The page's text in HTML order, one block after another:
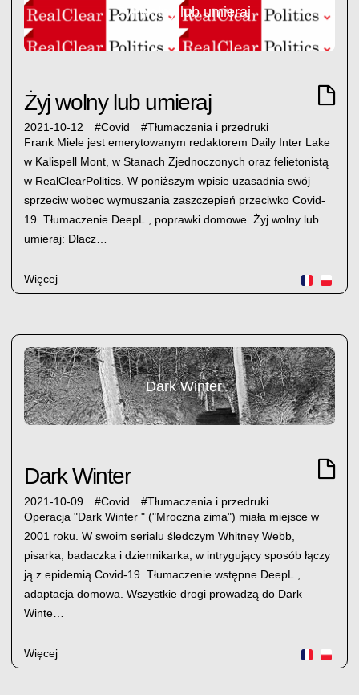
Żyj wolny lub umieraj
Żyj wolny lub umieraj
2021-10-12 #Covid #Tłumaczenia i przedruki
Frank Miele jest emerytowanym redaktorem Daily Inter Lake
w Kalispell Mont, w Stanach Zjednoczonych oraz felietonistą
w RealClearPolitics. W poniższym wpisie uzasadnia swój
sprzeciw wobec wymuszania zaszczepień przeciwko Covid-
19. Tłumaczenie DeepL , poprawki domowe. Żyj wolny lub
umieraj: Dlacz…
Więcej
Dark Winter
Dark Winter
2021-10-09 #Covid #Tłumaczenia i przedruki
Operacja "Dark Winter " ("Mroczna zima") miała miejsce w
2001 roku. W swoim serialu śledczym Whitney Webb,
pisarka, badaczka i dziennikarka, w intrygujący sposób łączy
ją z epidemią Covid-19. Tłumaczenie wstępne DeepL ,
adaptacja domowa. Wszystkie drogi prowadzą do Dark
Winte…
Więcej